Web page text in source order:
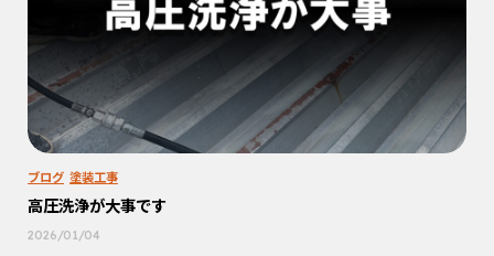
ブログ 塗装工事
高圧洗浄が大事です
2026/01/04